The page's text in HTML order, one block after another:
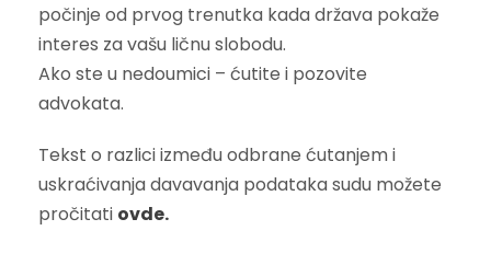
počinje od prvog trenutka kada država pokaže
interes za vašu ličnu slobodu.
Ako ste u nedoumici – ćutite i pozovite
advokata.
Tekst o razlici između odbrane ćutanjem i
uskraćivanja davavanja podataka sudu možete
pročitati ovde.